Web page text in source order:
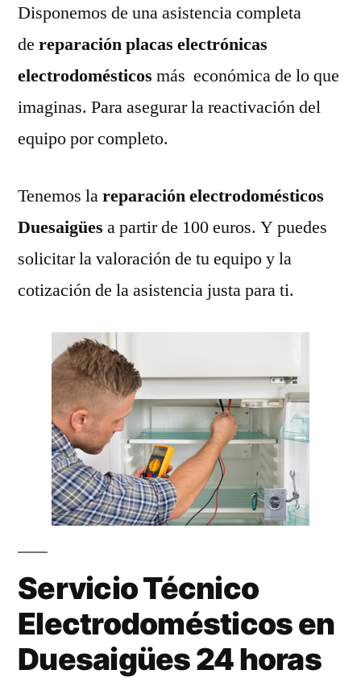
Disponemos de una asistencia completa
de reparación placas electrónicas
electrodomésticos más económica de lo que
imaginas. Para asegurar la reactivación del
equipo por completo.
Tenemos lareparación electrodomésticos
Duesaigües a partir de 100 euros. Y puedes
solicitar la valoración de tu equipo y la
cotización de la asistencia justa para ti.
Servicio Técnico
Electrodomésticos en
Duesaigües 24 horas